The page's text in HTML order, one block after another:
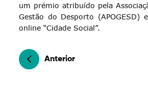
um prémio atribuído pela
Gestão do Desporto (APOGESD)
online “Cidade Social”.
Anterior